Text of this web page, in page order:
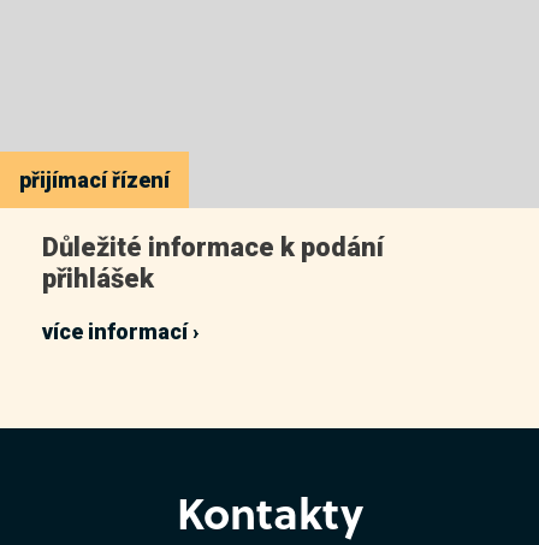
přijímací řízení
Důležité informace k podání
přihlášek
více informací ›
Kontakty